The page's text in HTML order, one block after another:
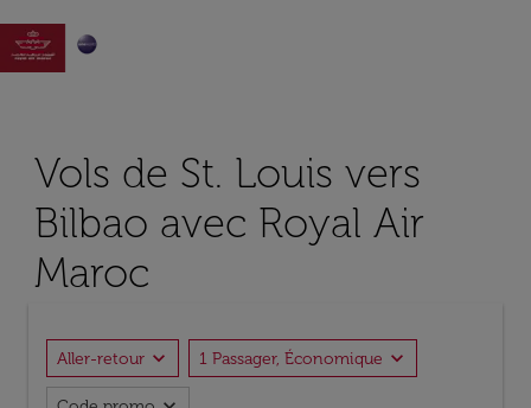

Vols de St. Louis vers
Bilbao avec Royal Air
Maroc
Aller-retour expand_more 1 Passager, Économique expand_more